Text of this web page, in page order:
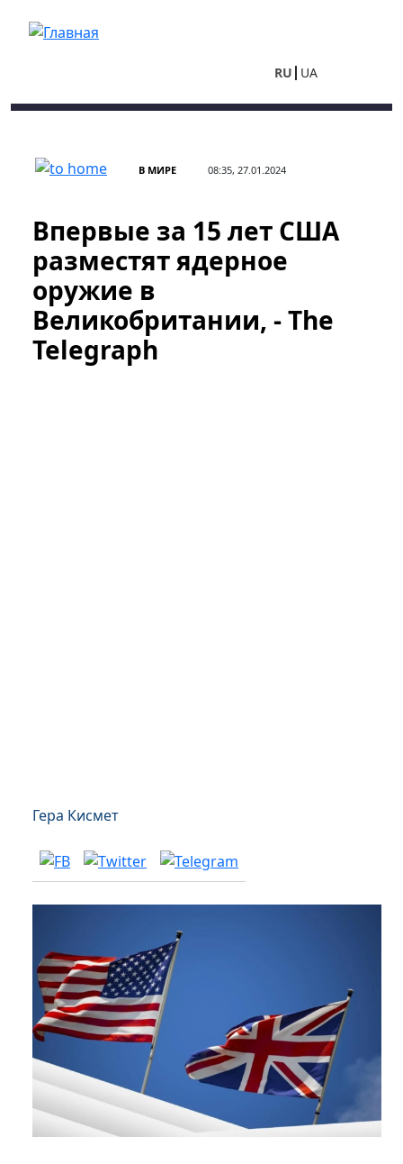
RU UA
В МИРЕ 08:35, 27.01.2024
Впервые за 15 лет США
разместят ядерное
оружие в
Великобритании, - The
Telegraph
Гера Кисмет